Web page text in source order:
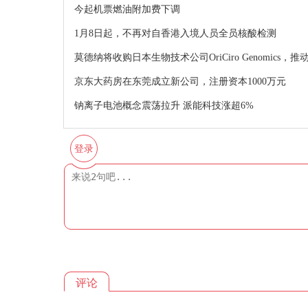
今起机票燃油附加费下调
1月8日起，不再对自香港入境人员全员核酸检测
莫德纳将收购日本生物技术公司OriCiro Genomics，推
京东大药房在东莞成立新公司，注册资本1000万元
钠离子电池概念震荡拉升 派能科技涨超6%
登录
评论